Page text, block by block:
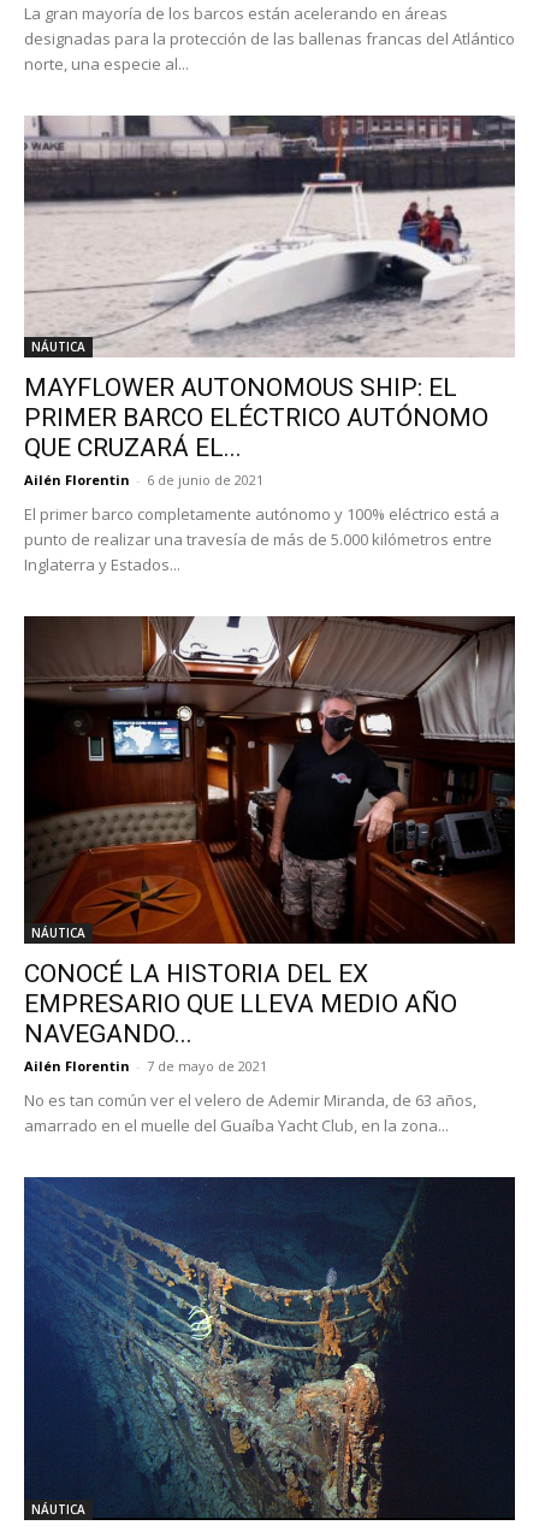
La gran mayoría de los barcos están acelerando en áreas
designadas para la protección de las ballenas francas del Atlántico
norte, una especie al...
NÁUTICA
MAYFLOWER AUTONOMOUS SHIP: EL
PRIMER BARCO ELÉCTRICO AUTÓNOMO
QUE CRUZARÁ EL...
Ailén Florentin - 6 de junio de 2021
El primer barco completamente autónomo y 100% eléctrico está a
punto de realizar una travesía de más de 5.000 kilómetros entre
Inglaterra y Estados...
NÁUTICA
CONOCÉ LA HISTORIA DEL EX
EMPRESARIO QUE LLEVA MEDIO AÑO
NAVEGANDO...
Ailén Florentin - 7 de mayo de 2021
No es tan común ver el velero de Ademir Miranda, de 63 años,
amarrado en el muelle del Guaíba Yacht Club, en la zona...
NÁUTICA